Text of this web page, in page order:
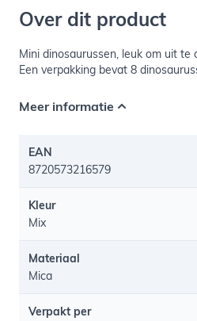
Over dit product
Mini dinosaurussen, leuk om uit
Een verpakking bevat 8
Meer informatie
EAN
8720573216579
Kleur
Mix
Materiaal
Mica
Verpakt per